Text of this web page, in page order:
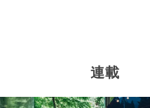
太陽の光をたっぷりあびた
連載